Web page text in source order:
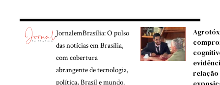
JornalemBrasília: O pulso
das notícias em Brasília,
com cobertura
abrangente de tecnologia,
política, Brasil e mundo.